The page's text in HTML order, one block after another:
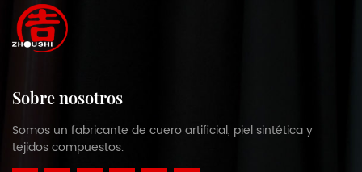
Sobre nosotros
Somos un fabricante de cuero artificial, piel sintética y
tejidos compuestos.